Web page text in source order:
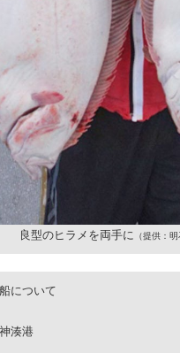
良型のヒラメを両手に （提供：明
について
湊港